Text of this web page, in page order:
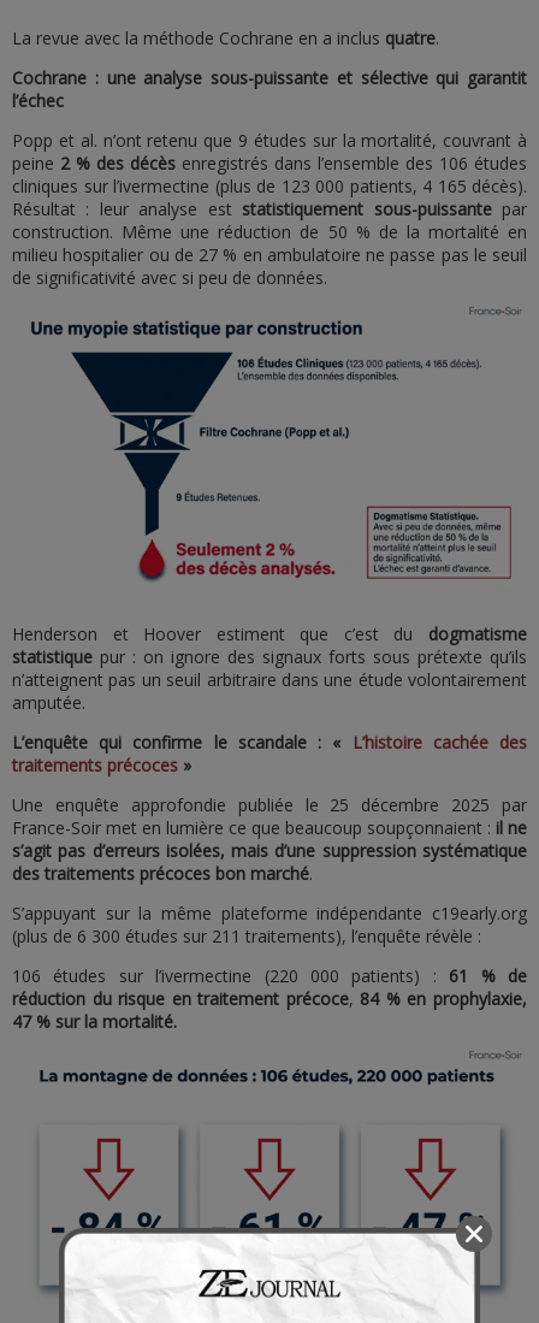
La revue avec la méthode Cochrane en a inclus quatre.
Cochrane : une analyse sous-puissante et sélective qui garantit
l’échec
Popp et al. n’ont retenu que 9 études sur la mortalité, couvrant à
peine 2 % des décès enregistrés dans l’ensemble des 106 études
cliniques sur l’ivermectine (plus de 123 000 patients, 4 165 décès).
Résultat : leur analyse est statistiquement sous-puissantepar
construction. Même une réduction de 50 % de la mortalité en
milieu hospitalier ou de 27 % en ambulatoire ne passe pas le seuil
de significativité avec si peu de données.
Henderson et Hoover estiment que c’est du dogmatisme
statistique pur : on ignore des signaux forts sous prétexte qu’ils
n’atteignent pas un seuil arbitraire dans une étude volontairement
amputée.
L’enquête qui confirme le scandale : «
L’histoire cachée des
traitements précoces »
Une enquête approfondie publiée le 25 décembre 2025 par
France-Soir met en lumière ce que beaucoup soupçonnaient : il ne
s’agit pas d’erreurs isolées, mais d’une suppression systématique
des traitements précoces bon marché.
S’appuyant sur la même plateforme indépendante c19early.org
(plus de 6 300 études sur 211 traitements), l’enquête révèle :
106 études sur l’ivermectine (220 000 patients) : 61 % de
réduction du risque en traitement précoce, 84 % en prophylaxie,
47 % sur la mortalité.